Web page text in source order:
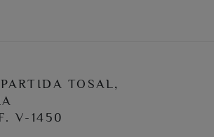
TOSAL,
V-1450